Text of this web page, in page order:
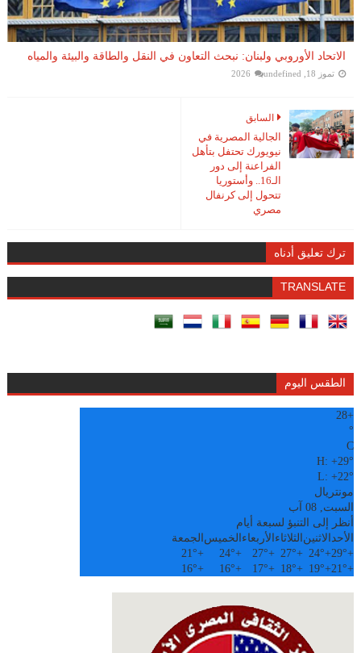
الاتحاد الأوروبي ولبنان: نبحث التعاون في النقل والطاقة والبيئة والمياه
تموز 18, 2026 undefined
السابق
الجالية المصرية في
نيويورك تحتفل بتأهل
الفراعنة إلى دور
الـ16.. وأستوريا
تتحول إلى كرنفال
مصري
ترك تعليق أدناه
TRANSLATE
الطقس اليوم
+
28
°
C
H:+29°
L:+22°
مونتريال
السبت, 08 آب
أنظر إلى التنبؤ لسبعة أيام
الأحدالاثنين الثلاثاء الأربعاء الخميس الجمعة
+
29°
+
24°
+
27°
+
27°
+
24°
+
21°
+
21°
+
19°
+
18°
+
17°
+
16°
+
16°